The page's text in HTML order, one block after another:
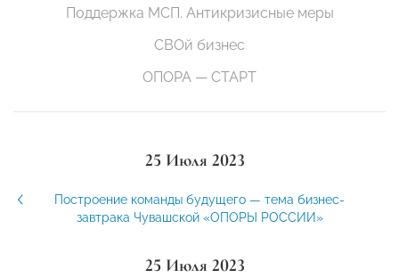
Поддержка МСП. Антикризисные меры
СВОй бизнес
ОПОРА — СТАРТ
25 Июля 2023
Построение команды будущего — тема бизнес-
завтрака Чувашской «ОПОРЫ РОССИИ»
25 Июля 2023